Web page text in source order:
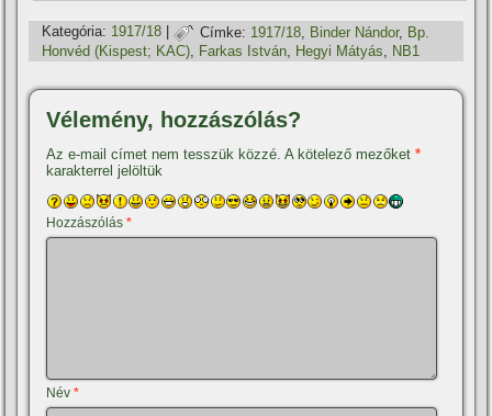
Kategória: 1917/18 | Címke: 1917/18 Binder Nándor, Bp.
Honvéd (Kispest; KAC), Farkas István, Hegyi Mátyás, NB1
Vélemény, hozzászólás?
Az e-mail címet nem tesszük közzé. A kötelező mezőket*
karakterrel jelöltük
Hozzászólás*
Név*